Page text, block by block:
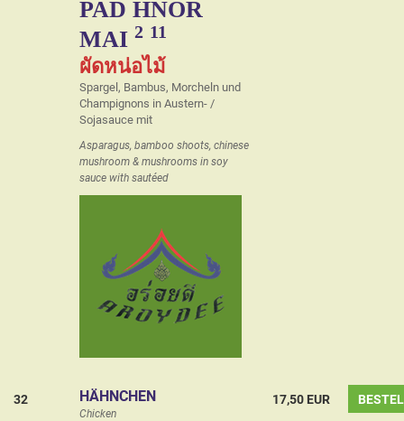
PAD HNOR
MAI 2 11
ผัดหน่อไม้
Spargel, Bambus, Morcheln und
Champignons in Austern- /
Sojasauce mit
Asparagus, bamboo shoots, chinese
mushroom & mushrooms in soy
sauce with sautéed
32 HÄHNCHEN
Chicken
17,50 EUR